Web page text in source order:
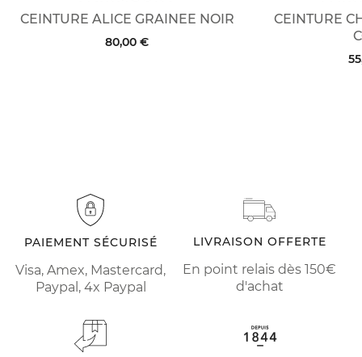
CEINTURE ALICE GRAINEE NOIR
80,00 €
CEINTURE
PAIEMENT SÉCURISÉ
Visa, Amex, Mastercard,
Paypal, 4x Paypal
LIVRAISON OFFERTE
En point relais dès 150€
d'achat